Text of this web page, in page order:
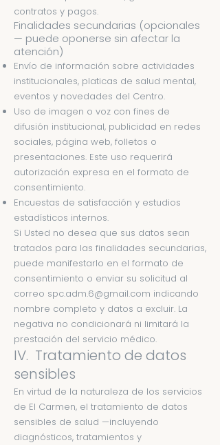
contratos y pagos.
Finalidades secundarias (opcionales
— puede oponerse sin afectar la
atención)
Envío de información sobre actividades
institucionales, platicas de salud mental,
eventos y novedades del Centro.
Uso de imagen o voz con fines de
difusión institucional, publicidad en redes
sociales, página web, folletos o
presentaciones. Este uso requerirá
autorización expresa en el formato de
consentimiento.
Encuestas de satisfacción y estudios
estadísticos internos.
Si Usted no desea que sus datos sean
tratados para las finalidades secundarias,
puede manifestarlo en el formato de
consentimiento o enviar su solicitud al
correo spc.adm.6@gmail.com indicando
nombre completo y datos a excluir. La
negativa no condicionará ni limitará la
prestación del servicio médico.
IV. Tratamiento de datos
sensibles
En virtud de la naturaleza de los servicios
de El Carmen, el tratamiento de datos
sensibles de salud —incluyendo
diagnósticos, tratamientos y